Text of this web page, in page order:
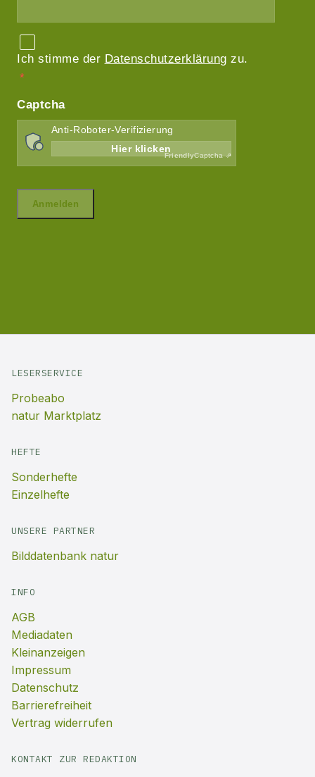
LESERSERVICE
Probeabo
natur Marktplatz
HEFTE
Sonderhefte
Einzelhefte
UNSERE PARTNER
Bilddatenbank natur
INFO
AGB
Mediadaten
Kleinanzeigen
Impressum
Datenschutz
Barrierefreiheit
Vertrag widerrufen
KONTAKT ZUR REDAKTION